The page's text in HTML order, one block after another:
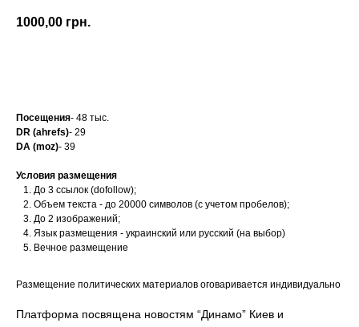
1000,00 грн.
Посещения- 48 тыс.
DR (ahrefs)- 29
DA (moz)- 39
Условия размещения
До 3 ссылок (dofollow);
Объем текста - до 20000 символов (с учетом пробелов);
До 2 изображений;
Язык размещения - украинский или русский (на выбор)
Вечное размещение
Размещение политических материалов оговаривается индивидуально
Платформа посвящена новостям “Динамо” Киев и